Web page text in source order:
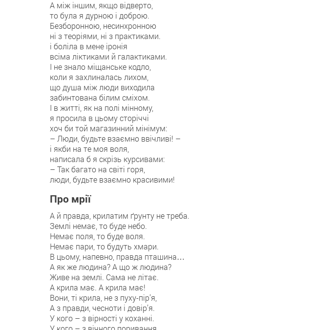
А між іншим, якщо відверто,
то була я дурною і доброю.
Безборонною, несинхронною
ні з теоріями, ні з практиками.
і боліла в мене іронія
всіма ліктиками й галактиками.
І не знало міщанське кодло,
коли я захлиналась лихом,
що душа між люди виходила
забинтована білим сміхом.
І в житті, як на полі мінному,
я просила в цьому сторіччі
хоч би той магазинний мінімум:
– Люди, будьте взаємно ввічливі! –
і якби на те моя воля,
написала б я скрізь курсивами:
– Так багато на світі горя,
люди, будьте взаємно красивими!
Про мрії
А й правда, крилатим ґрунту не треба.
Землі немає, то буде небо.
Немає поля, то буде воля.
Немає пари, то будуть хмари.
В цьому, напевно, правда пташина…
А як же людина? А що ж людина?
Живе на землі. Сама не літає.
А крила має. А крила має!
Вони, ті крила, не з пуху-пір’я,
А з правди, чесноти і довір’я.
У кого – з вірності у коханні.